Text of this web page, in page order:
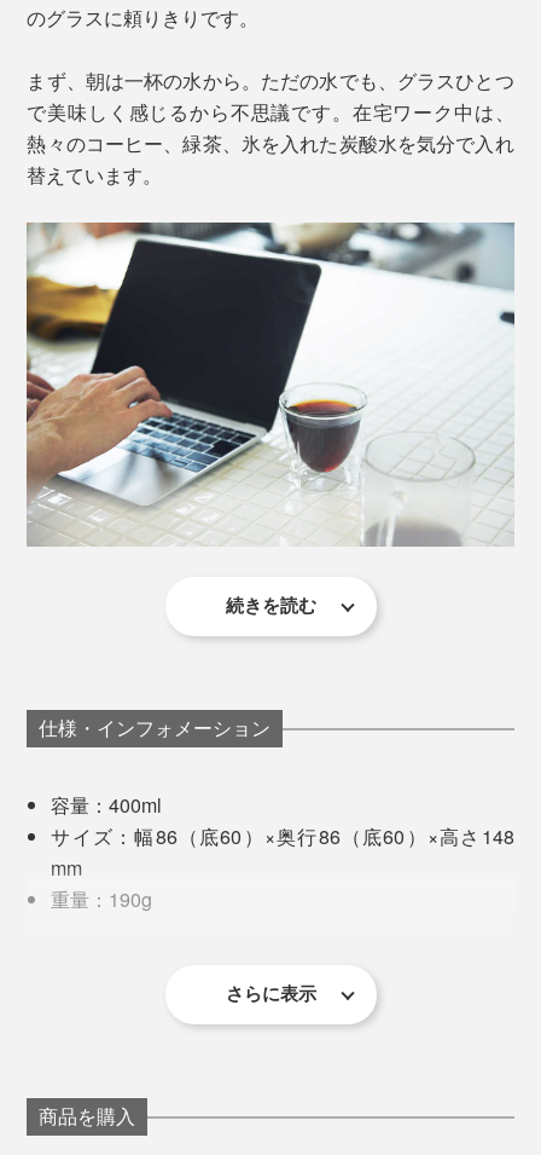
写真は「200ml」。適度な厚みのある丸い飲み口で、口当たりがまろやか。
写真左から「400ml（本品）」「 200ml
工場での3回にわたる検査に加え、国内でもさらに厳し
い基準で検査を行ない、ブランドの品質基準を満たした
ものにのみ『RayES』の刻印が入ります。
その厳しい検査を通過するのは、なんと約45％。それほ
『RayES』のダブルウォールグラスの誕生には、「窓ガ
ブランドを手がける内田昌宏氏は、ハウスメーカー勤務
時代のある日、結露したグラスで大事な図面を濡らして
のグラスに頼りきりです。
まず、朝は一杯の水から。ただの水でも、グラスひとつ
で美味しく感じるから不思議です。在宅ワーク中は、
熱々のコーヒー、緑茶、氷を入れた炭酸水を気分で入れ
替えています。
コーヒーは冷めたら、電子レンジで温めるのですが、レ
飲み口が熱くないから、感動的に飲みやすいのです。
く、コースターなしでテーブルを濡らさず快適。
いつも使っているコースターは珪藻土製のものなのです
が、結露してビショ濡れになったグラスの底面にすぐ貼
て、ガシャン！と音を立てて落下するところが毎度のス
わなくていいのが本当にラク。まろやかな飲み口もお気
に入りです。
続きを読む
仕様・インフォメーション
容量：400ml
サイズ：幅86（底60）×奥行86（底60）×高さ148
mm
重量：190g
※耐熱温度差は120℃のため、急熱急冷したときの温度差が120℃以内であ
※電子レンジ・食器洗い乾燥機のご使用の際は、グラスに損傷がないか、電
気機器の取扱説明書にて、使用可能なサイズ・温度設定・洗剤などをご確
認いただいたうえでご使用下さい。
グラスを洗う際や、角をぶつける、グラスに氷を勢いよく入れて内側のグ
ラスを割ってしまうなど、ご注意ください。長く使っていただくために
は、手洗いでの洗浄がおすすめです。
さらに表示
商品を購入